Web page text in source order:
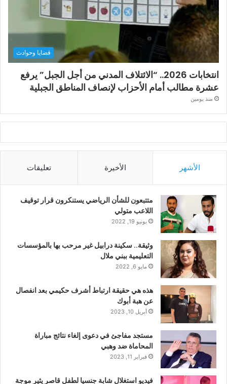
قضايا وحوادث
انتخابات 2026.. “الائتلاف المدني من أجل الجبل” يرفع
عشرة مطالب أمام الأحزاب لإنصاف المناطق الجبلية
منذ يومين
الأشهر الأخيرة تعليقات
متتبعون للشأن الرياضي يستنكرون قرار توقيف
اللاعب متولي
يونيو 19, 2022
وثيقة.. سكينة درابيل غير مرحب بها بالمؤسسات
التعليمية ببني ملال
مايو 6, 2022
هذه هي حقيقة ارتباط أشرف حكيمي بعد انفصال
عن هبة أبوك
أبريل 10, 2023
مستجد مفاجئ في دعوى إلغاء نتائج مباراة
المحاماة ضد وهبي
فبراير 11, 2023
فيديو استغلال شابة جنسيا لطفل قاصر يثير موجة